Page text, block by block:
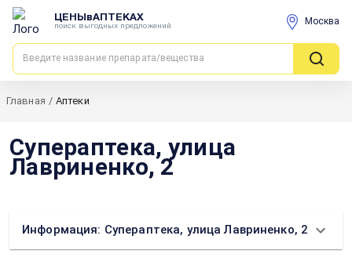
ЦЕНЫвАПТЕКАХ
поиск выгодных предложений Москва
Главная / Аптеки
Супераптека, улица
Лавриненко, 2
Информация: Супераптека, улица Лавриненко, 2